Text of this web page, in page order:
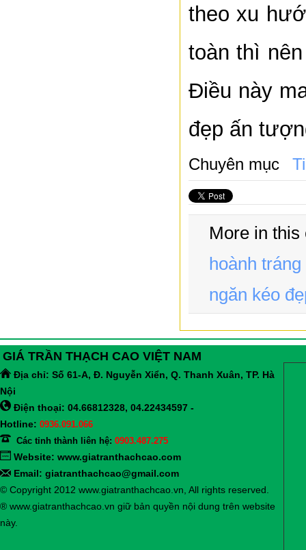
theo xu
toàn thì
Điều này
đẹp ấn
Chuyên mục
More in this
hoành
ngăn kéo
GIÁ TRẦN THẠCH CAO VIỆT NAM
Địa chỉ: Số 61-A, Đ. Nguyễn Xiển, Q. Thanh Xuân, TP. Hà
Nội
Điện thoại: 04.66812328, 04.22434597 -
Hotline: 0936.091.066
Các tỉnh thành liên hệ: 0903.487.275
Website: www.giatranthachcao.com
Email: giatranthachcao@gmail.com
© Copyright 2012 www.giatranthachcao.vn, All rights reserved.
® www.giatranthachcao.vn giữ bản quyền nội dung trên website
này.